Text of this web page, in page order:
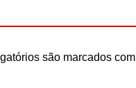
são marcados com